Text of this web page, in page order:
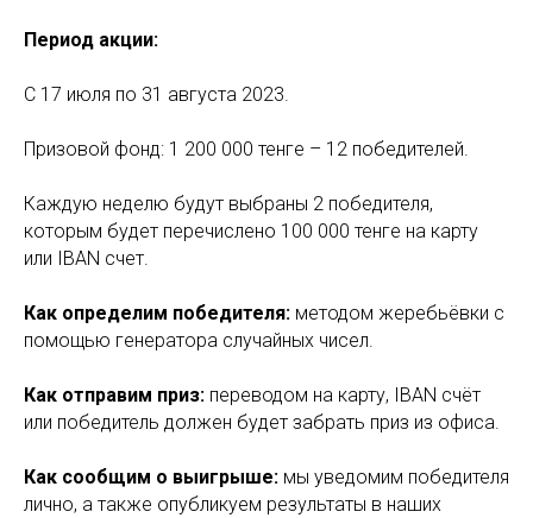
Период акции:
С 17 июля по 31 августа 2023.
Призовой фонд: 1 200 000 тенге – 12 победителей.
Каждую неделю будут выбраны 2 победителя,
которым будет перечислено 100 000 тенге на карту
или IBAN счет.
Как определим победителя: методом жеребьёвки с
помощью генератора случайных чисел.
Как отправим приз: переводом на карту, IBAN счёт
или победитель должен будет забрать приз из офиса.
Как сообщим о выигрыше: мы уведомим победителя
лично, а также опубликуем результаты в наших